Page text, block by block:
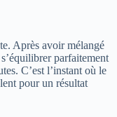
Après avoir mélangé
parfaitement
C’est l’instant où le
pour un résultat